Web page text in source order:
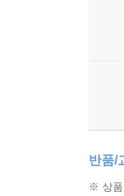
반품/
※ 상품